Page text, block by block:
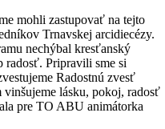
mohli zastupovať na tejto
Trnavskej arcidiecézy.
nechýbal kresťanský
radosť. Pripravili sme si
Radostnú zvesť
lásku, pokoj, radosť
pre TO ABU animátorka